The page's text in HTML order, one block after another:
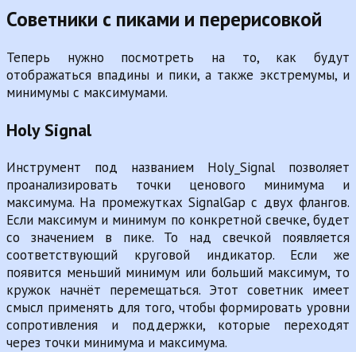
Советники с пиками и перерисовкой
Теперь нужно посмотреть на то, как будут
отображаться впадины и пики, а также экстремумы, и
минимумы с максимумами.
Holy Signal
Инструмент под названием Holy_Signal позволяет
проанализировать точки ценового минимума и
максимума. На промежутках SignalGap с двух флангов.
Если максимум и минимум по конкретной свечке, будет
со значением в пике. То над свечкой появляется
соответствующий круговой индикатор. Если же
появится меньший минимум или больший максимум, то
кружок начнёт перемещаться. Этот советник имеет
смысл применять для того, чтобы формировать уровни
сопротивления и поддержки, которые переходят
через точки минимума и максимума.